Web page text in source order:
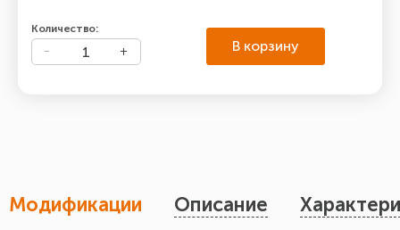
Количество:
В корзину
Модификации Описание